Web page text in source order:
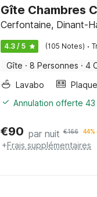
Gîte Chambres
Cerfontaine, Dinant-
4.3 / 5 (105 Notes) ·
Gîte · 8 Personnes · 4
Lavabo
Annulation offerte
€90 par nuit €166
+Frais supplémentaires